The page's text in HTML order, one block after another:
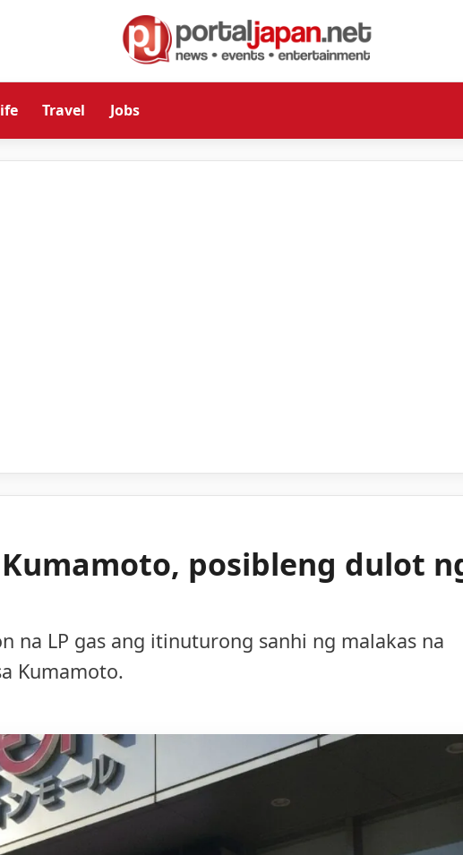
Travel Jobs
posibleng dulot
na LP gas ang itinuturong sanhi ng malakas na
Kumamoto.